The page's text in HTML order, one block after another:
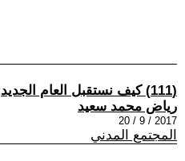
(111) كيف نستقبل العام الجديد
رياض محمد سعيد
2017 / 9 / 20
المجتمع المدني